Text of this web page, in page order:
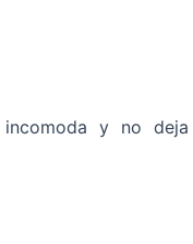
y no